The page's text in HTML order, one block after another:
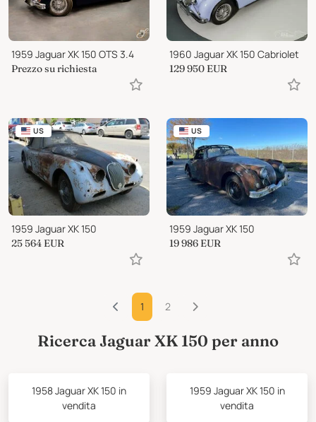
1959 Jaguar XK 150 OTS 3.4
Prezzo su richiesta
1960 Jaguar XK 150 Cabriolet
129 950 EUR
US
1959 Jaguar XK 150
25 564 EUR
US
1959 Jaguar XK 150
19 986 EUR
1 2
Ricerca Jaguar XK 150 per anno
1958 Jaguar XK 150 in
vendita
1959 Jaguar XK 150 in
vendita